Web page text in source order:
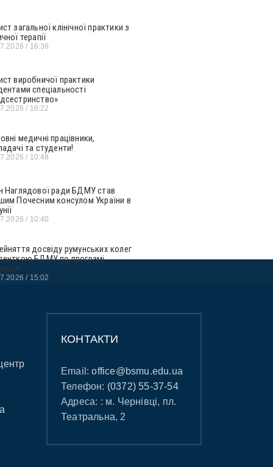
загальної клінічної практики з
терапії
16:36
виробничої практики
спеціальності
16:22
медичні працівники,
та студенти!
10:48
Наглядової ради БДМУ став
Почесним консулом України в
10:40
досвіду румунських колег
БДМУ по програмі
15:02
КОНТАКТИ
Email:office@bsmu.edu.ua
Телефон: (0372) 55-37-54
Адреса: : м. Чернівці, пл.
Театральна, 2